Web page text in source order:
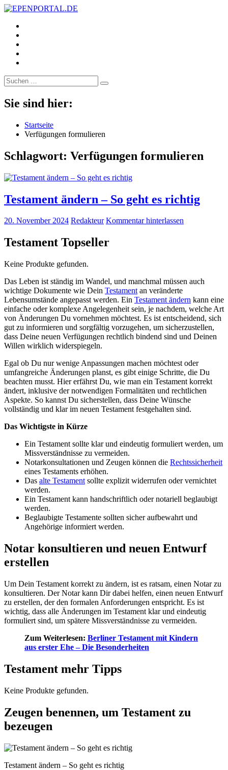
EPENPORTAL.DE
Epische News aus Politik, Finanzen & Gesellschaft
Suche
nach:
Sie sind hier:
Startseite
Verfügungen formulieren
Schlagwort: Verfügungen formulieren
Testament ändern – So geht es richtig
20. November 2024 Redakteur Kommentar hinterlassen
Testament Topseller
Keine Produkte gefunden.
Das Leben ist ständig im Wandel, und manchmal müssen auch
wichtige Dokumente wie Dein Testament an veränderte
Lebensumstände angepasst werden. Ein Testament ändern kann eine
einfache oder komplexe Angelegenheit sein, je nachdem, welche Art
von Änderungen Du vornehmen möchtest. Es ist entscheidend, sich
gut zu informieren und sorgfältig vorzugehen, um sicherzustellen,
dass Deine neuen Verfügungen rechtlich bindend sind und Deinen
Willen wirklich widerspiegeln.
Egal ob Du nur wenige Anpassungen machen möchtest oder
umfangreiche Änderungen planst, es gibt einige Schritte, die Du
beachten musst. Hier erfährst Du, wie man ein Testament korrekt
ändert, inklusive der notwendigen Formalitäten und rechtlichen
Aspekte. So kannst Du sicherstellen, dass Deine Wünsche
vollständig und klar im neuen Testament festgehalten sind.
Das Wichtigste in Kürze
Ein Testament sollte klar und eindeutig formuliert werden, um
Missverständnisse zu vermeiden.
Notarkonsultationen und Zeugen können die Rechtssicherheit
eines Testaments erhöhen.
Das alte Testament sollte explizit widerrufen oder vernichtet
werden.
Ein Testament kann handschriftlich oder notariell beglaubigt
werden.
Beglaubigte Testamente sollten sicher aufbewahrt und
Angehörige informiert werden.
Notar konsultieren und neuen Entwurf
erstellen
Um Dein Testament korrekt zu ändern, ist es ratsam, einen Notar zu
konsultieren. Der Notar kann Dir dabei helfen, einen neuen Entwurf
zu erstellen, der den formalen Anforderungen entspricht. Es ist
wichtig, dass alle Änderungen im Testament klar und eindeutig
formuliert sind, um spätere Missverständnisse zu vermeiden.
Zum Weiterlesen: Berliner Testament mit Kindern
aus erster Ehe – Die Besonderheiten
Testament mehr Tipps
Keine Produkte gefunden.
Zeugen benennen, um Testament zu
bezeugen
Testament ändern – So geht es richtig